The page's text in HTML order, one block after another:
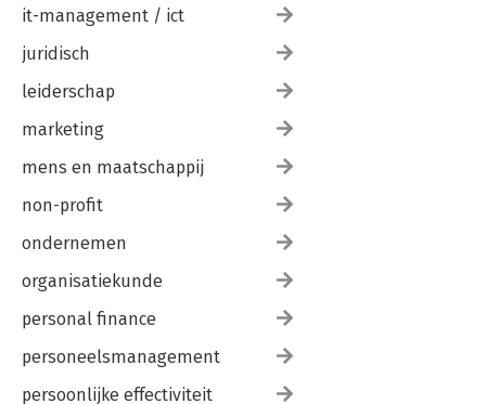
it-management / ict
juridisch
leiderschap
marketing
mens en maatschappij
non-profit
ondernemen
organisatiekunde
personal finance
personeelsmanagement
persoonlijke effectiviteit